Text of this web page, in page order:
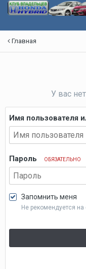
Главная
У вас
Имя пользователя
Пароль ОБЯЗАТЕЛЬНО
Запомнить меня
Не рекомендуется